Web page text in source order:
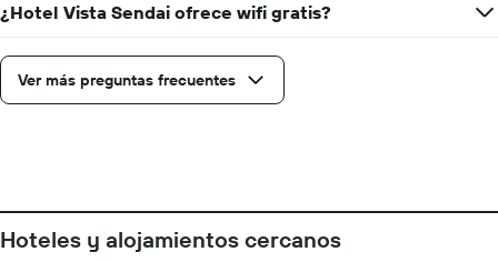
que
faltan
para
la
estadía
eje
Y
que
¿Hotel Vista Sendai ofrece wifi gratis?
Ver más preguntas frecuentes
Hoteles y alojamientos cercanos